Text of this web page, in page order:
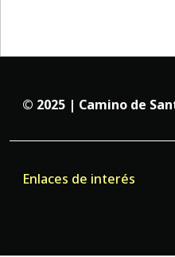
© 2025 | Camino de
Enlaces de interés